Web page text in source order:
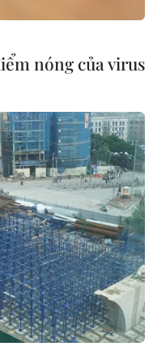
nhiều khu vực ở
phục sạt lở trên
trên 100mm tại
An
hại về nhà ở,
ở 8 tỉnh khu vực
nóng của virus